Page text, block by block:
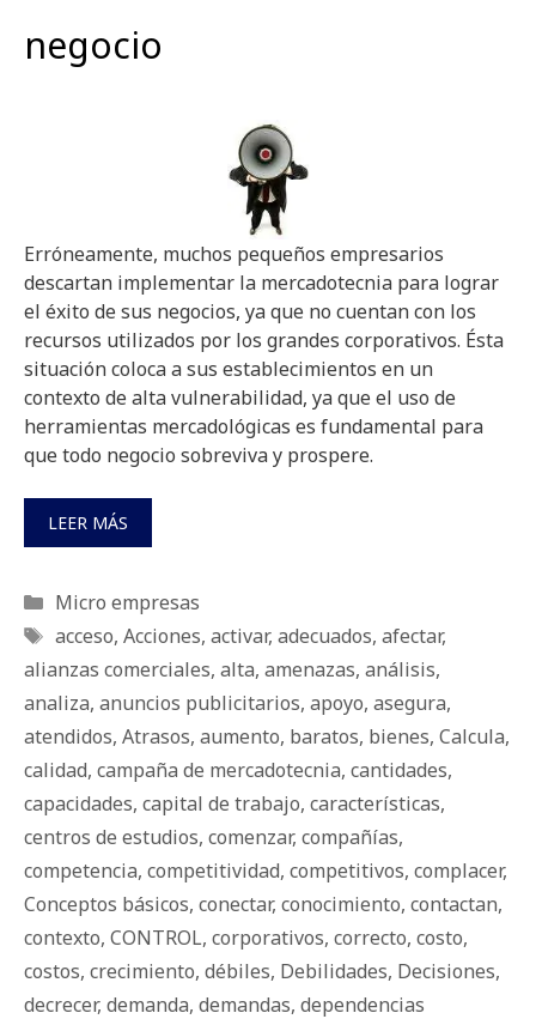
negocio
Erróneamente, muchos pequeños empresarios
descartan implementar la mercadotecnia para lograr
el éxito de sus negocios, ya que no cuentan con los
recursos utilizados por los grandes corporativos. Ésta
situación coloca a sus establecimientos en un
contexto de alta vulnerabilidad, ya que el uso de
herramientas mercadológicas es fundamental para
que todo negocio sobreviva y prospere.
LEER MÁS
Categorías
Micro empresas
Etiquetas
acceso, Acciones, activar, adecuados, afectar,
alianzas comerciales, alta, amenazas, análisis,
analiza, anuncios publicitarios, apoyo, asegura,
atendidos, Atrasos, aumento, baratos, bienes, Calcula,
calidad, campaña de mercadotecnia, cantidades,
capacidades, capital de trabajo, características,
centros de estudios, comenzar, compañías,
competencia, competitividad, competitivos, complacer,
Conceptos básicos, conectar, conocimiento, contactan,
contexto, CONTROL, corporativos, correcto, costo,
costos, crecimiento, débiles, Debilidades, Decisiones,
decrecer, demanda, demandas, dependencias